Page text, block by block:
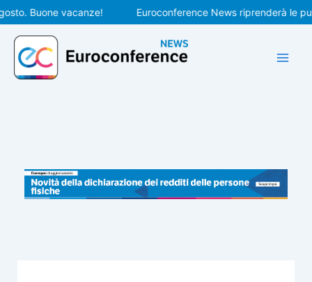
Vai
al
contenuto
Buone vacanze! Euroconference News riprenderà le